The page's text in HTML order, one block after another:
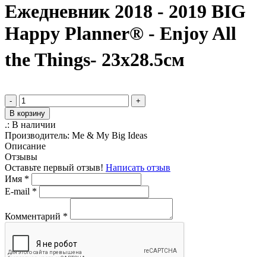
Ежедневник 2018 - 2019 BIG
Happy Planner® - Enjoy All
the Things- 23х28.5см
-
+
В корзину
.: В наличии
Производитель: Me & My Big Ideas
Описание
Отзывы
Оставьте первый отзыв! Написать отзыв
Имя *
E-mail *
Комментарий *